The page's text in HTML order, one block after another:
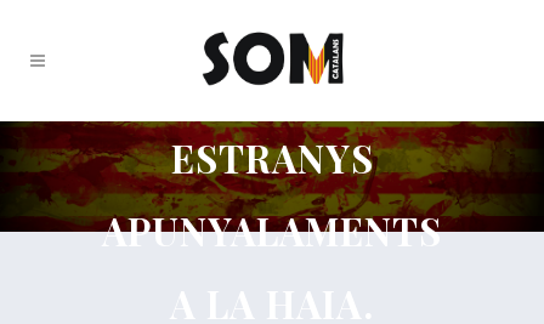
ESTRANYS
APUNYALAMENTS